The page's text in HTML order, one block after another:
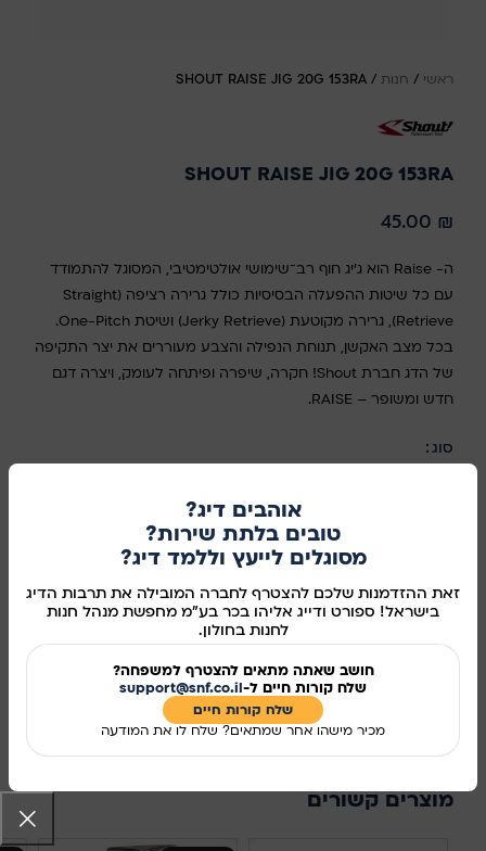
אוהבים דיג?
טובים בלתת שירות?
מסוגלים לייעץ וללמד דיג?
זאת ההזדמנות שלכם להצטרף לחברה המובילה את תרבות הדיג
בישראל! ספורט ודייג אליהו בכר בע"מ מחפשת מנהל חנות
לחנות בחולון.
חושב שאתה מתאים להצטרף למשפחה?
שלח קורות חיים ל-support@snf.co.il
שלח קורות חיים​
מכיר מישהו אחר שמתאים? שלח לו את המודעה
ראשי / חנות /
SHOUT RAISE JIG 20G 153RA
SHOUT RAISE JIG 20G 153RA
45.00 ₪
ה- Raise הוא ג’יג חוף רב־שימושי אולטימטיבי, המסוגל להתמודד
עם כל שיטות ההפעלה הבסיסיות כולל גרירה רציפה (Straight
Retrieve), גרירה מקוטעת (Jerky Retrieve) ושיטת One-Pitch.
בכל מצב האקשן, תנוחת הנפילה והצבע מעוררים את יצר התקיפה
של הדג חברת Shout! חקרה, שיפרה ופיתחה לעומק, ויצרה דגם
חדש ומשופר – RAISE.
סוג
הוספה לסל
קנו עכשיו
מידע נוסף
98887
מוצרים קשורים